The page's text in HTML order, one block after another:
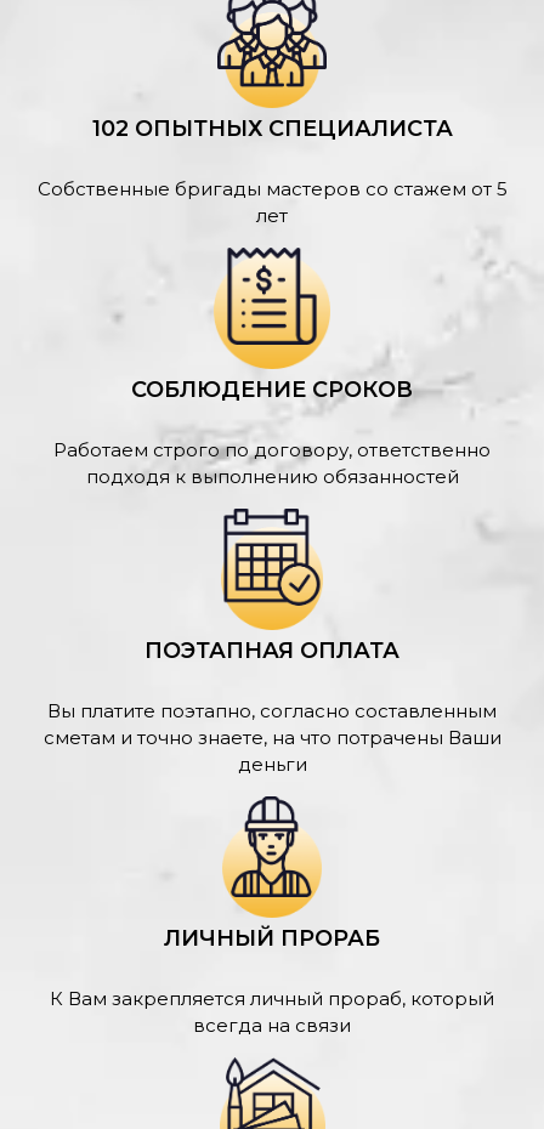
102 ОПЫТНЫХ СПЕЦИАЛИСТА
Собственные бригады мастеров со стажем от 5
лет
СОБЛЮДЕНИЕ СРОКОВ
Работаем строго по договору, ответственно
подходя к выполнению обязанностей
ПОЭТАПНАЯ ОПЛАТА
Вы платите поэтапно, согласно составленным
сметам и точно знаете, на что потрачены Ваши
деньги
ЛИЧНЫЙ ПРОРАБ
К Вам закрепляется личный прораб, который
всегда на связи